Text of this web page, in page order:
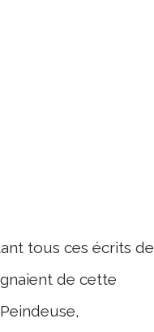
tous ces écrits de
de cette